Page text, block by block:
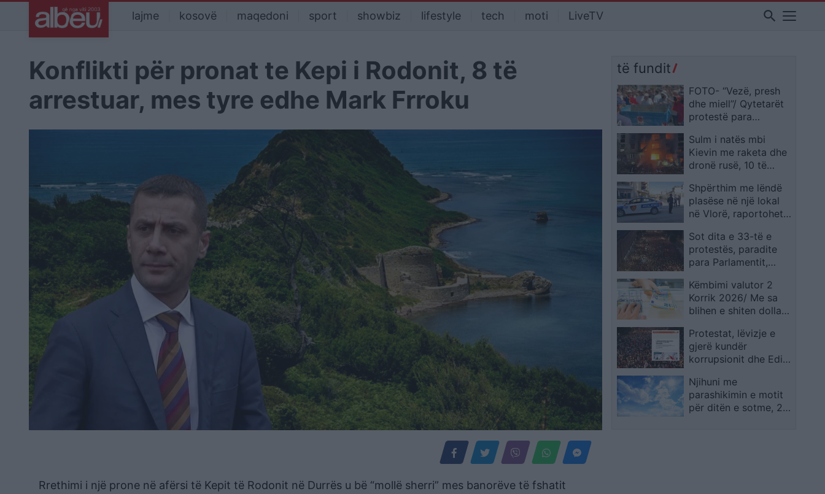
lajme kosovë maqedoni sport showbiz lifestyle tech moti LiveTV search
Konflikti për pronat te Kepi i Rodonit, 8 të
arrestuar, mes tyre edhe Mark Frroku
Rrethimi i një prone në afërsi të Kepit të Rodonit në Durrës u bë “mollë sherri” mes banorëve të fshatit
të fundit
FOTO- “Vezë, presh
dhe miell”/ Qytetarët
protestë para
10:00: Është koha të
zgjohemi
Sulm i natës mbi
Kievin me raketa dhe
dronë rusë, 10 të
lënduar
Shpërthim me lëndë
plasëse në një lokal
në Vlorë, raportohet
materiale
Sot dita e 33-të e
protestës, paradite
para Parlamentit,
Kryeministrisë!
Dorëheqje e
panegociueshme e
Këmbimi valutor 2
Korrik 2026/ Me sa
blihen e shiten dollari
me monedhat e tjera
Protestat, lëvizje e
gjerë kundër
korrupsionit dhe Edi
gjermane “Der
Spiegel”: Zemërimi jo
kundër Trump apo
Njihuni me
parashikimin e motit
për ditën e sotme, 2